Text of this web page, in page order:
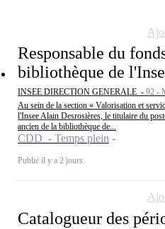
Responsable du
bibliothèque de
INSEE DIRECTION GENERALE - 92 -
Au sein de la section « Valorisation et
l'Insee Alain Desrosières, le titulaire du
ancien de la bibliothèque de...
CDD - Temps plein
Publié il y a 2 jours
Catalogueur des